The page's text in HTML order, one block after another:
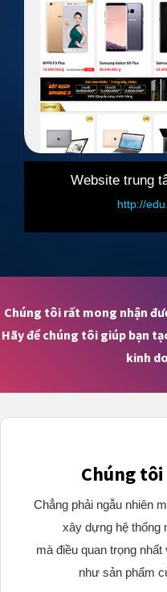
Chúng tôi rất mong nhận
Hãy để chúng tôi giúp bạn
kinh
Chúng
Chẳng phải ngẫu nhiên
xây dựng hệ thống
mà điều quan trọng
như sản phẩm